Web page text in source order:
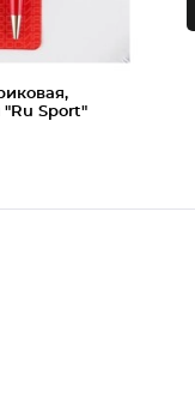
"Ru Sport"